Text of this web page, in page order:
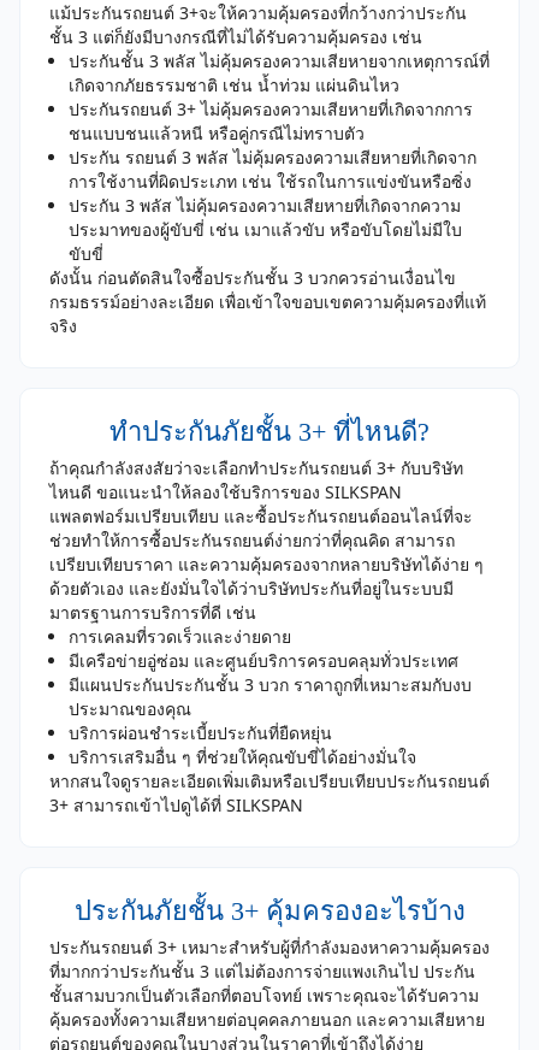
แม้ประกันรถยนต์ 3+จะให้ความคุ้มครองที่กว้างกว่าประกัน
ชั้น 3 แต่ก็ยังมีบางกรณีที่ไม่ได้รับความคุ้มครอง เช่น
ประกันชั้น 3 พลัส ไม่คุ้มครองความเสียหายจากเหตุการณ์ที่
เกิดจากภัยธรรมชาติ เช่น น้ำท่วม แผ่นดินไหว
ประกันรถยนต์ 3+ ไม่คุ้มครองความเสียหายที่เกิดจากการ
ชนแบบชนแล้วหนี หรือคู่กรณีไม่ทราบตัว
ประกัน รถยนต์ 3 พลัส ไม่คุ้มครองความเสียหายที่เกิดจาก
การใช้งานที่ผิดประเภท เช่น ใช้รถในการแข่งขันหรือซิ่ง
ประกัน 3 พลัส ไม่คุ้มครองความเสียหายที่เกิดจากความ
ประมาทของผู้ขับขี่ เช่น เมาแล้วขับ หรือขับโดยไม่มีใบ
ขับขี่
ดังนั้น ก่อนตัดสินใจซื้อประกันชั้น 3 บวกควรอ่านเงื่อนไข
กรมธรรม์อย่างละเอียด เพื่อเข้าใจขอบเขตความคุ้มครองที่แท้
จริง
ทำประกันภัยชั้น 3+ ที่ไหนดี?
ถ้าคุณกำลังสงสัยว่าจะเลือกทำประกันรถยนต์ 3+ กับบริษัท
ไหนดี ขอแนะนำให้ลองใช้บริการของ SILKSPAN
แพลตฟอร์มเปรียบเทียบ และซื้อประกันรถยนต์ออนไลน์ที่จะ
ช่วยทำให้การซื้อประกันรถยนต์ง่ายกว่าที่คุณคิด สามารถ
เปรียบเทียบราคา และความคุ้มครองจากหลายบริษัทได้ง่าย ๆ
ด้วยตัวเอง และยังมั่นใจได้ว่าบริษัทประกันที่อยู่ในระบบมี
มาตรฐานการบริการที่ดี เช่น
การเคลมที่รวดเร็วและง่ายดาย
มีเครือข่ายอู่ซ่อม และศูนย์บริการครอบคลุมทั่วประเทศ
มีแผนประกันประกันชั้น 3 บวก ราคาถูกที่เหมาะสมกับงบ
ประมาณของคุณ
บริการผ่อนชำระเบี้ยประกันที่ยืดหยุ่น
บริการเสริมอื่น ๆ ที่ช่วยให้คุณขับขี่ได้อย่างมั่นใจ
หากสนใจดูรายละเอียดเพิ่มเติมหรือเปรียบเทียบประกันรถยนต์
3+ สามารถเข้าไปดูได้ที่ SILKSPAN
ประกันภัยชั้น 3+ คุ้มครองอะไรบ้าง
ประกันรถยนต์ 3+ เหมาะสำหรับผู้ที่กำลังมองหาความคุ้มครอง
ที่มากกว่าประกันชั้น 3 แต่ไม่ต้องการจ่ายแพงเกินไป ประกัน
ชั้นสามบวกเป็นตัวเลือกที่ตอบโจทย์ เพราะคุณจะได้รับความ
คุ้มครองทั้งความเสียหายต่อบุคคลภายนอก และความเสียหาย
ต่อรถยนต์ของคุณในบางส่วนในราคาที่เข้าถึงได้ง่าย